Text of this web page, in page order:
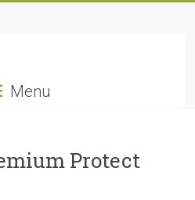
Menu
Protect